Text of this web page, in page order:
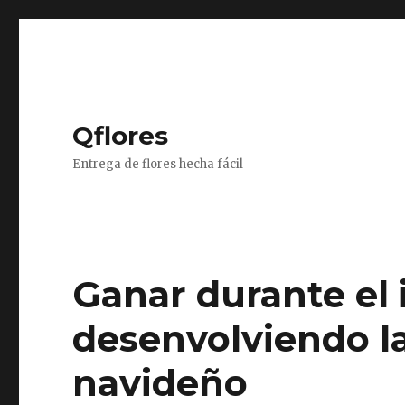
Qflores
Entrega de flores hecha fácil
Ganar durante el
desenvolviendo
navideño